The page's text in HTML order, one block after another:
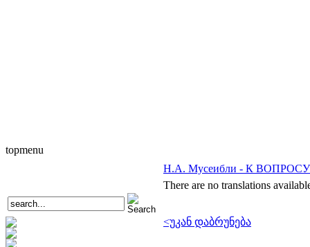
topmenu
Н.А. Мусеибли - К
There are no translations
<უკან დაბრუნება